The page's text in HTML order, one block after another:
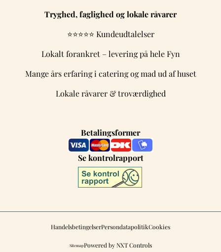
Tryghed, faglighed og lokale råvarer
⭐⭐⭐⭐⭐ Kundeudtalelser
Lokalt forankret – levering på hele Fyn
Mange års erfaring i catering og mad ud af huset
Lokale råvarer & troværdighed
Betalingsformer
Se kontrolrapport
HandelsbetingelserPersondatapolitikCookies
SitemapPowered by NXT Controls